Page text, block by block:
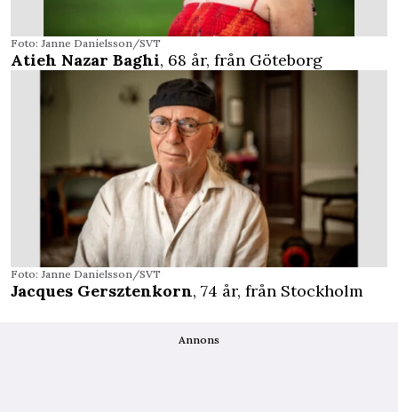
Foto: Janne Danielsson/SVT
Atieh Nazar Baghi, 68 år, från Göteborg
Foto: Janne Danielsson/SVT
Jacques Gersztenkorn, 74 år, från Stockholm
Annons